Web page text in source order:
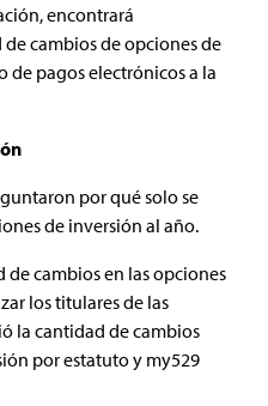
encontrará
cambios de opciones de
pagos electrónicos a la
por qué solo se
de inversión al año.
cambios en las opciones
los titulares de las
la cantidad de cambios
por estatuto y my529